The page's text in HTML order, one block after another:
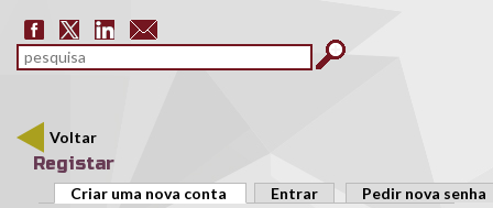
Formulário de pesquisa
pesquisar
Voltar
Registar
Separadores primários
Criar uma nova conta (separador ativo)
Entrar
Pedir nova senha